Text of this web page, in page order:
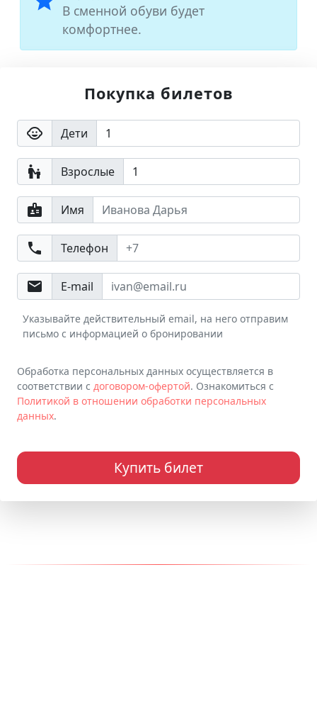
В сменной обуви будет
комфортнее.
Покупка билетов
child_care Дети
escalator_warning Взрослые
badge Имя
phone Телефон
email E-mail
Указывайте действительный email, на него отправим
письмо с информацией о бронировании
Обработка персональных данных осуществляется в
соответствии с договором-офертой. Ознакомиться с
Политикой в отношении обработки персональных
данных.
Купить билет